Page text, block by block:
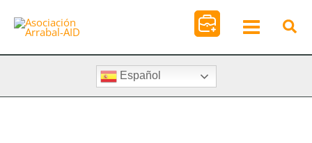
Español